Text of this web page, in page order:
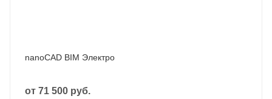
nanoCAD BIM Электро
от 71 500 руб.